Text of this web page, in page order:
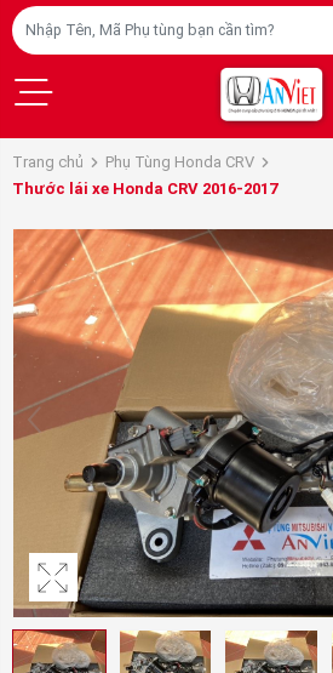
Trang chủ
Phụ Tùng Honda CRV
Thước lái xe Honda CRV 2016-2017